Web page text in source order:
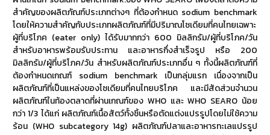
สำคัญของผลิตภัณฑ์ประเภทต่างๆ ที่ต้องกำหนด sodium benchmark
โดยให้ความสำคัญกับประเภทผลิตภัณฑ์ที่มีปริมาณโซเดียมที่คนไทยเฉพาะ
ผู้ที่บริโภค (eater only) ได้รับมากกว่า 600 มิลลิกรัม/ผู้ที่บริโภค/วัน
สำหรับอาหารพร้อมรับประทาน และอาหารกึ่งสำเร็จรูป หรือ 200
มิลลิกรัม/ผู้ที่บริโภค/วัน สำหรับผลิตภัณฑ์ประเภทอื่น ๆ ทั้งนี้ผลิตภัณฑ์ที่
ต้องกำหนดเกณฑ์ sodium benchmark เป็นกลุ่มแรก เนื่องจากเป็น
ผลิตภัณฑ์ที่เป็นแหล่งของโซเดียมที่คนไทยบริโภค และมีสัดส่วนจำนวน
ผลิตภัณฑ์ในท้องตลาดที่ผ่านเกณฑ์ของ WHO และ WHO SEARO น้อย
กว่า 1/3 ได้แก่ ผลิตภัณฑ์เนื้อสัตว์ทั้งชิ้นหรือตัดแต่งแปรรูปโดยไม่ใช้ความ
ร้อน (WHO subcategory 14g) ผลิตภัณฑ์ปลาและอาหารทะเลแปรรูป